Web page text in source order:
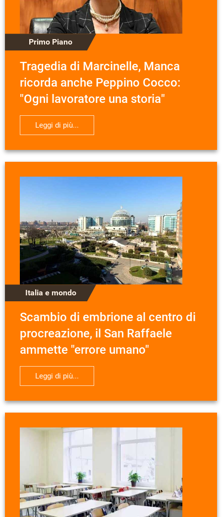
Primo Piano
Tragedia di Marcinelle, Manca
ricorda anche Peppino Cocco:
"Ogni lavoratore una storia"
Leggi di più...
Italia e mondo
Scambio di embrione al centro di
procreazione, il San Raffaele
ammette "errore umano"
Leggi di più...